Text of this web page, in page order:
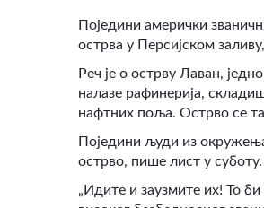
Поједини амерички
острва у Персијском
Реч је о острву Лаван,
налазе рафинерија,
нафтних поља. Острво се
Поједини људи из
острво, пише лист у суботу.
„Идите и заузмите их! То